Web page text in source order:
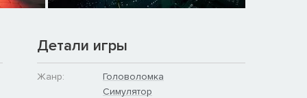
Детали игры
Жанр:
Головоломка
Симулятор